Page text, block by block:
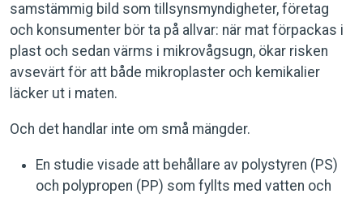
samstämmig bild som tillsynsmyndigheter, företag
och konsumenter bör ta på allvar: när mat förpackas i
plast och sedan värms i mikrovågsugn, ökar risken
avsevärt för att både mikroplaster och kemikalier
läcker ut i maten.
Och det handlar inte om små mängder.
En studie visade att behållare av polystyren (PS)
och polypropen (PP) som fyllts med vatten och